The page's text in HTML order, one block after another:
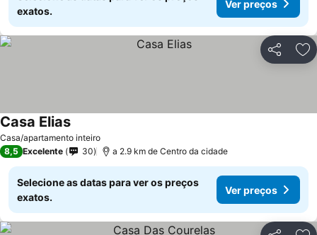
exatos.
Ver preços
Partilhar
Casa/apartamento inteiro
Casa EliasVer preços
8,5 Excelente 30 a 2.9 km de Centro da cidade
Selecione as datas para ver os preços
exatos.
Ver preços